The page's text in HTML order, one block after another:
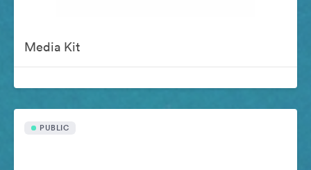
Media Kit
PUBLIC